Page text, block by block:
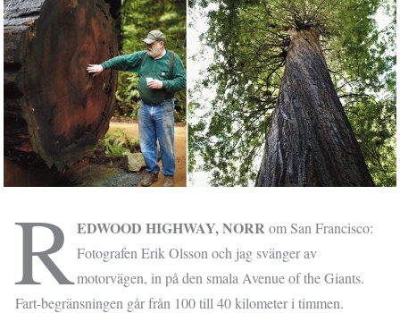
REDWOOD HIGHWAY, NORRom San Francisco:
Fotografen Erik Olsson och jag svänger av
motorvägen, in på den smala Avenue of the Giants.
Fart-begränsningen går från 100 till 40 kilometer i timmen.